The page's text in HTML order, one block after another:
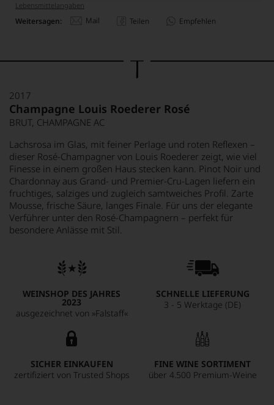
Lebensmittel­angaben
Weitersagen: Mail Teilen Empfehlen
2017
Champagne Louis Roederer Rosé
BRUT, CHAMPAGNE AC
Lachsrosa im Glas, mit feiner Perlage und roten Reflexen –
dieser Rosé-Champagner von Louis Roederer zeigt, wie viel
Finesse in einem großen Haus stecken kann. Pinot Noir und
Chardonnay aus Grand- und Premier-Cru-Lagen liefern ein
fruchtiges, salziges und zugleich samtweiches Profil. Zarte
Mousse, frische Säure, langes Finale. Für uns der elegante
Verführer unter den Rosé-Champagnern – perfekt für
besondere Anlässe mit Stil.
WEINSHOP DES JAHRES
2023
ausgezeichnet von »Falstaff«
SCHNELLE LIEFERUNG
3 - 5 Werktage (DE)
SICHER EINKAUFEN
zertifiziert von Trusted Shops
FINE WINE SORTIMENT
über 4.500 Premium-Weine